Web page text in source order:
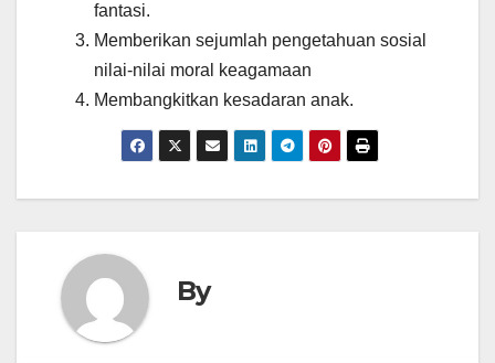
fantasi.
Memberikan sejumlah pengetahuan sosial
nilai-nilai moral keagamaan
Membangkitkan kesadaran anak.
By